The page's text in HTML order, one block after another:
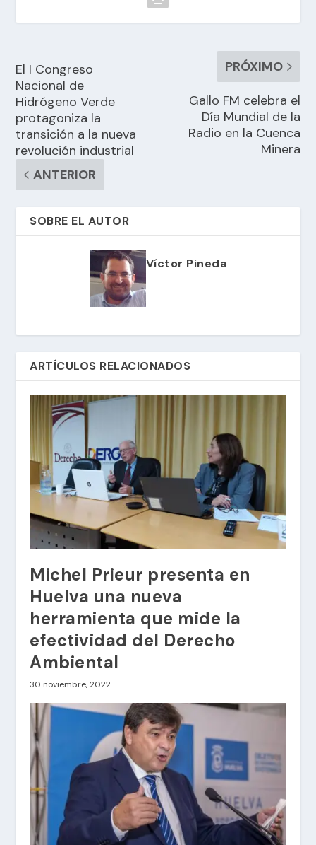
El I Congreso
Nacional de
Hidrógeno Verde
protagoniza la
transición a la nueva
revolución industrial
ANTERIOR
PRÓXIMO
Gallo FM celebra el
Día Mundial de la
Radio en la Cuenca
Minera
SOBRE EL AUTOR
Víctor Pineda
ARTÍCULOS RELACIONADOS
Michel Prieur presenta en
Huelva una nueva
herramienta que mide la
efectividad del Derecho
Ambiental
30 noviembre, 2022